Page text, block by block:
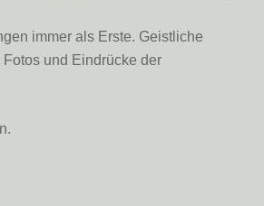
immer als Erste. Geistliche
Fotos und Eindrücke der